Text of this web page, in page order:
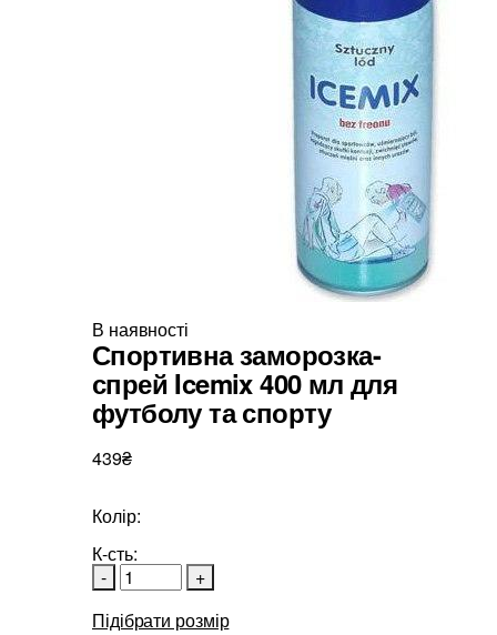
В наявності
Спортивна заморозка-
спрей Icemix 400 мл для
футболу та спорту
439₴
Колір:
К-сть:
-
+
Підібрати розмір